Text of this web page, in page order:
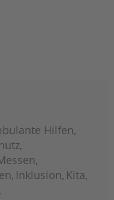
Hilfen
Inklusion Kita